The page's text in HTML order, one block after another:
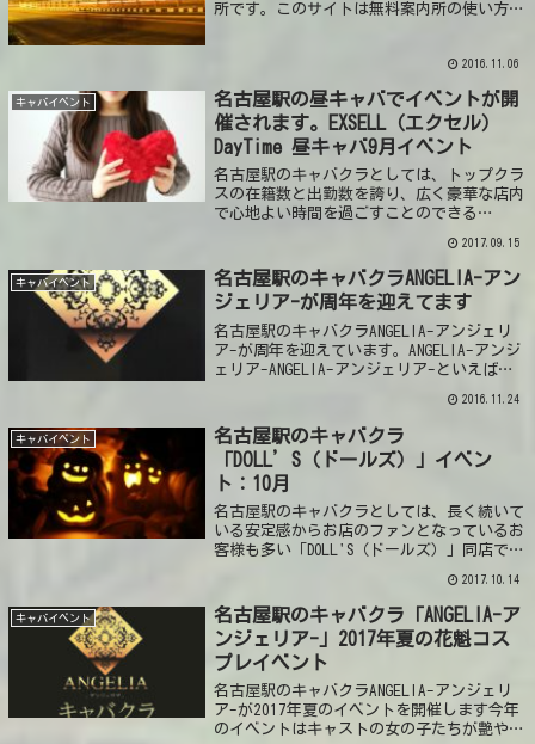
所です。このサイトは無料案内所の使い方や
2016.11.06
キャバイベント
名古屋駅の昼キャバでイベントが開
催されます。EXSELL（エクセル）
DayTime 昼キャバ9月イベント
名古屋駅のキャバクラとしては、トップクラ
スの在籍数と出勤数を誇り、広く豪華な店内
で心地よい時間を過ごすことのできる
ベントがおこなわれます。EXSELL（エクセ
ル）DayTime 昼キャバリピート...
2017.09.15
キャバイベント
名古屋駅のキャバクラANGELIA-アン
ジェリア-が周年を迎えてます
名古屋駅のキャバクラANGELIA-アンジェリ
ア-が周年を迎えています。ANGELIA-アンジ
ェリア-ANGELIA-アンジェリア-といえば、
キャバクラです。まだ新しいビルはエントラ
ンスから豪華...
2016.11.24
キャバイベント
名古屋駅のキャバクラ
「DOLL’S（ドールズ）」イベン
ト：10月
名古屋駅のキャバクラとしては、長く続いて
いる安定感からお店のファンとなっているお
客様も多い「DOLL'S（ドールズ）」同店で行
す。DOLL'S（ドールズ）10月のイベントドー
ルズでは10月もイベン...
2017.10.14
キャバイベント
名古屋駅のキャバクラ「ANGELIA-ア
ンジェリア-」2017年夏の花魁コス
プレイベント
名古屋駅のキャバクラANGELIA-アンジェリ
ア-が2017年夏のイベントを開催します今年
のイベントはキャストの女の子たちが艶やか